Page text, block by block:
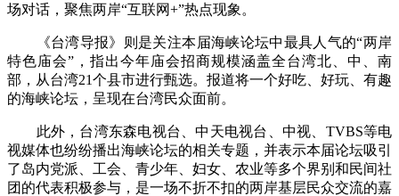
场对话，聚焦两岸“互联网+”热点现象。
《台湾导报》则是关注本届海峡论坛中最具人气的“两岸
特色庙会”，指出今年庙会招商规模涵盖全台湾北、中、南
部，从台湾21个县市进行甄选。报道将一个好吃、好玩、有趣
的海峡论坛，呈现在台湾民众面前。
此外，台湾东森电视台、中天电视台、中视、TVBS等电
视媒体也纷纷播出海峡论坛的相关专题，并表示本届论坛吸引
了岛内党派、工会、青少年、妇女、农业等多个界别和民间社
团的代表积极参与，是一场不折不扣的两岸基层民众交流的嘉